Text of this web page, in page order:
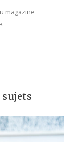
magazine